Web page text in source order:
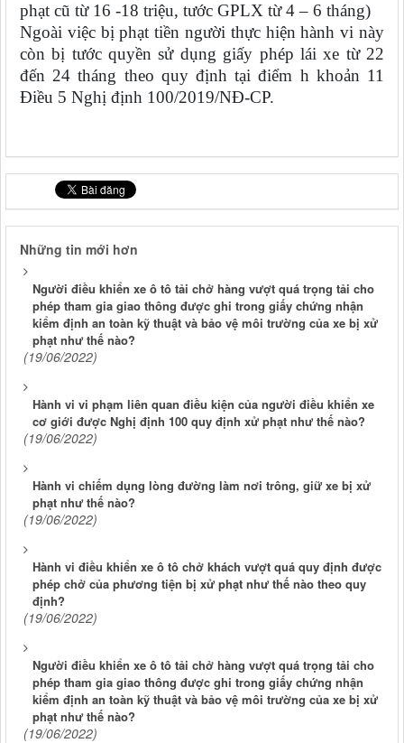
phạt cũ từ 16 -18 triệu, tước GPLX từ 4 – 6 tháng)
Ngoài việc bị phạt tiền người thực hiện hành vi này
còn bị tước quyền sử dụng giấy phép lái xe từ 22
đến 24 tháng theo quy định tại điểm h khoản 11
Điều 5 Nghị định 100/2019/NĐ-CP.
Những tin mới hơn
Người điều khiển xe ô tô tải chở hàng vượt quá trọng tải cho
phép tham gia giao thông được ghi trong giấy chứng nhận
kiểm định an toàn kỹ thuật và bảo vệ môi trường của xe bị xử
phạt như thế nào?
(19/06/2022)
Hành vi vi phạm liên quan điều kiện của người điều khiển xe
cơ giới được Nghị định 100 quy định xử phạt như thế nào?
(19/06/2022)
Hành vi chiếm dụng lòng đường làm nơi trông, giữ xe bị xử
phạt như thế nào?
(19/06/2022)
Hành vi điều khiển xe ô tô chở khách vượt quá quy định được
phép chở của phương tiện bị xử phạt như thế nào theo quy
định?
(19/06/2022)
Người điều khiển xe ô tô tải chở hàng vượt quá trọng tải cho
phép tham gia giao thông được ghi trong giấy chứng nhận
kiểm định an toàn kỹ thuật và bảo vệ môi trường của xe bị xử
phạt như thế nào?
(19/06/2022)